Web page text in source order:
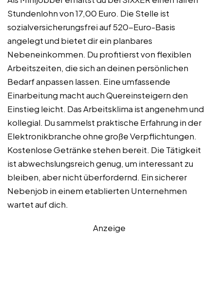
Stundenlohn von 17,00 Euro. Die Stelle ist
sozialversicherungsfrei auf 520-Euro-Basis
angelegt und bietet dir ein planbares
Nebeneinkommen. Du profitierst von flexiblen
Arbeitszeiten, die sich an deinen persönlichen
Bedarf anpassen lassen. Eine umfassende
Einarbeitung macht auch Quereinsteigern den
Einstieg leicht. Das Arbeitsklima ist angenehm und
kollegial. Du sammelst praktische Erfahrung in der
Elektronikbranche ohne große Verpflichtungen.
Kostenlose Getränke stehen bereit. Die Tätigkeit
ist abwechslungsreich genug, um interessant zu
bleiben, aber nicht überfordernd. Ein sicherer
Nebenjob in einem etablierten Unternehmen
wartet auf dich.
Anzeige